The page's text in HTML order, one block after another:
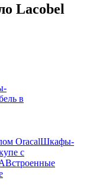
Lacobel
в
OracalШкафы-
с
Встроенные